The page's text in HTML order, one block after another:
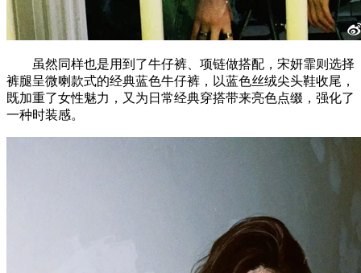
虽然同样也是用到了牛仔裤、项链做搭配，宋妍霏则选择
裤腿呈微喇款式的经典蓝色牛仔裤，以蓝色丝绒尖头鞋收尾，
既加重了女性魅力，又为日常经典穿搭带来亮色点缀，强化了
一种时装感。